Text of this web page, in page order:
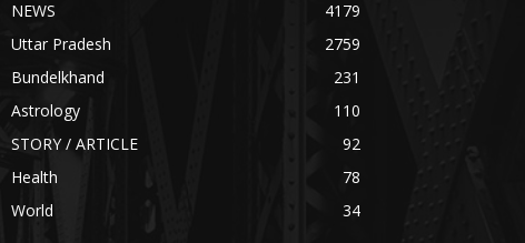
NEWS
4179
Uttar Pradesh
2759
Bundelkhand
231
Astrology
110
STORY / ARTICLE
92
Health
78
World
34